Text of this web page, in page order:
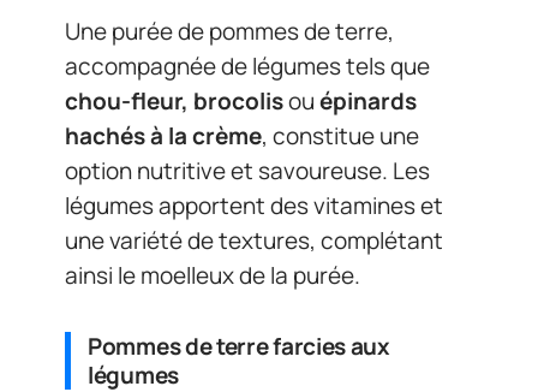
Une purée de pommes de terre,
accompagnée de légumes tels que
chou-fleur, brocolisouépinards
hachés à la crème, constitue une
option nutritive et savoureuse. Les
légumes apportent des vitamines et
une variété de textures, complétant
ainsi le moelleux de la purée.
Pommes de terre farcies aux
légumes